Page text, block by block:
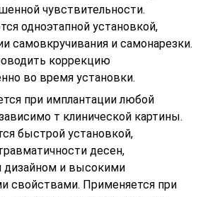
чувствительности.
одноэтапной установкой,
самовкручивания и самонарезки.
коррекцию
во время установки.
при имплантации любой
т клинической картины.
быстрой установкой,
десен,
и высокими
свойствами. Применяется при